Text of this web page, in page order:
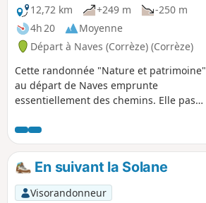
12,72 km
+249 m
-250 m
4h 20
Moyenne
Départ à Naves (Corrèze) (Corrèze)
Cette randonnée "Nature et patrimoine"
au départ de Naves emprunte
essentiellement des chemins. Elle passe
Le bruit de l'autoroute n'est présent que
sur des zones très limitées.
En suivant la Solane
Visorandonneur